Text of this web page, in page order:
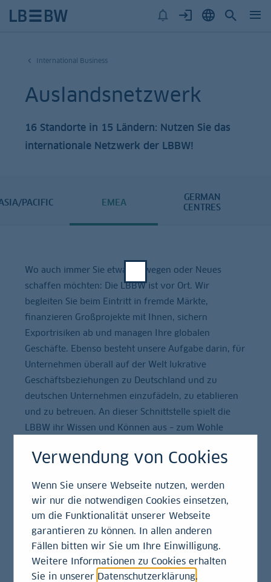
International Business
Auslandsnetzwerk
16 Standorte in 15 Ländern: Nutzen Sie das
internationale Netzwerk der LBBW!
PACIFIC EMEA
GERMAN
CENTRES
Wo auch immer Sie etwas bewegen oder Neues
schaffen möchten: Die LBBW ist vor Ort. Wir
begleiten Sie beim Eintritt in fremde Märkte,
finanzieren Großprojekte mit Ihnen, sichern
Exportrisiken ab und managen Ihre globalen
Geschäfte. Ebenso besteht unsere Aufgabe darin, für
Unternehmen überall auf der Welt lukrative
Geschäftsbeziehungen zu Deutschland und zu
deutschen Unternehmen einzufädeln, zu etablieren
und zu betreuen. An dieser Schnittstelle spielt die
LBBW ihr Wissen und Können aus – zum Wohle
fünf Niederlassungen, 10 Repräsentanzen sowie
unsere Finanzierungsgesellschaft in Mexiko-Stadt.
Jeder der 16 LBBW-Standorte ist spezialisiert auf die
Dienstleistungen, die vor Ort besonders gefragt und
gefordert sind. Drei Regional Hubs steuern die
lokalen Einheiten zentral.
Verwendung von Cookies
Wenn Sie unsere Webseite nutzen, werden
wir nur die notwendigen Cookies einsetzen,
um die Funktionalität unserer Webseite
garantieren zu können. In allen anderen
Fällen bitten wir Sie um Ihre Einwilligung.
Weitere Informationen zu Cookies erhalten
Sie in unserer Datenschutzerklärung.